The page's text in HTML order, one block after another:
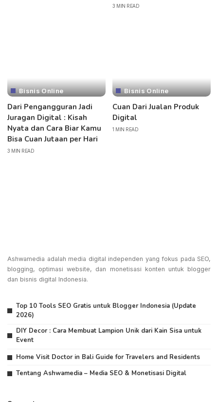
3 MIN READ
Bisnis Online
Dari Pengangguran Jadi
Juragan Digital : Kisah
Nyata dan Cara Biar Kamu
Bisa Cuan Jutaan per Hari
3 MIN READ
Bisnis Online
Cuan Dari Jualan Produk
Digital
1 MIN READ
Ashwamedia adalah media digital independen yang fokus pada SEO,
blogging, optimasi website, dan monetisasi konten untuk blogger
dan bisnis digital Indonesia.
Top 10 Tools SEO Gratis untuk Blogger Indonesia (Update
2026)
DIY Decor : Cara Membuat Lampion Unik dari Kain Sisa untuk
Event
Home Visit Doctor in Bali Guide for Travelers and Residents
Tentang Ashwamedia – Media SEO & Monetisasi Digital